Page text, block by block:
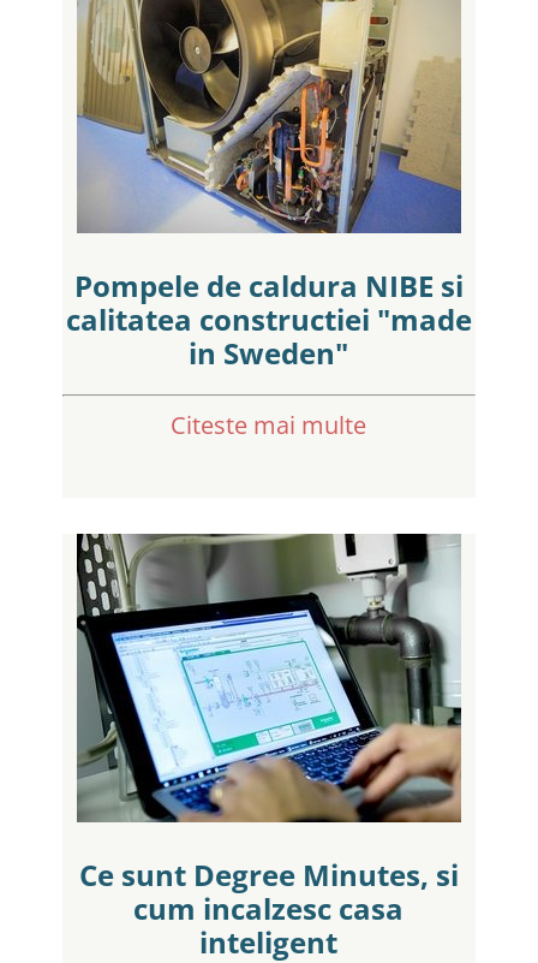
Pompele de caldura NIBE si
calitatea constructiei "made
in Sweden"
Citeste mai multe
Ce sunt Degree Minutes, si
cum incalzesc casa
inteligent